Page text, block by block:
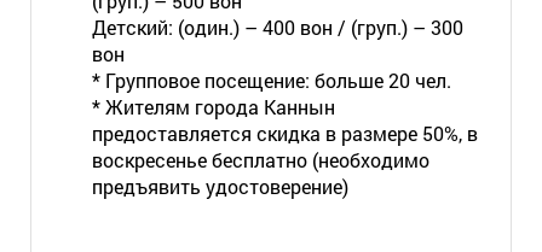
Детский: (один.) – 400 вон / (груп.) – 300
вон
* Групповое посещение: больше 20 чел.
* Жителям города Каннын
предоставляется скидка в размере 50%, в
воскресенье бесплатно (необходимо
предъявить удостоверение)